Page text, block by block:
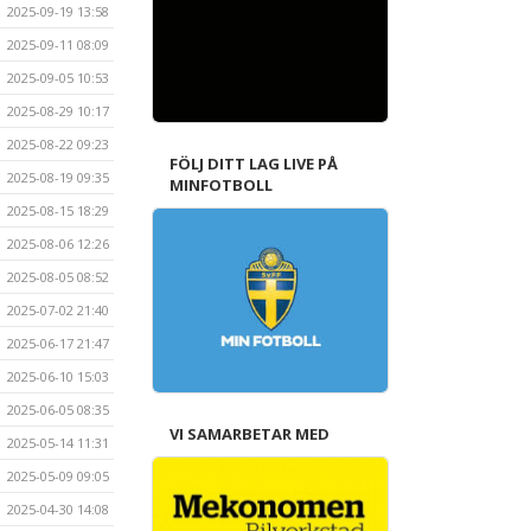
2025-09-19 13:58
2025-09-11 08:09
2025-09-05 10:53
2025-08-29 10:17
2025-08-22 09:23
2025-08-19 09:35
2025-08-15 18:29
2025-08-06 12:26
2025-08-05 08:52
2025-07-02 21:40
2025-06-17 21:47
2025-06-10 15:03
2025-06-05 08:35
2025-05-14 11:31
2025-05-09 09:05
2025-04-30 14:08
FÖLJ DITT LAG LIVE PÅ
MINFOTBOLL
VI SAMARBETAR MED